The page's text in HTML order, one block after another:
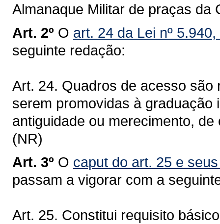
Almanaque Militar de praças da
Art. 2º O art. 24 da Lei nº
seguinte redação:
Art. 24. Quadros de acesso
serem promovidas à graduação
antiguidade ou merecimento,
(NR)
Art. 3º O caput do art. 25 e
passam a vigorar com a
Art. 25. Constitui requisito